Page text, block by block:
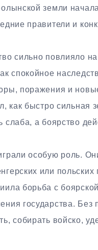
земли
правители и
сильно повлияло
спокойное
поражения и
как быстро сильная
слаба, а боярство
особую роль.
или
борьба с
государства.
собирать войско,